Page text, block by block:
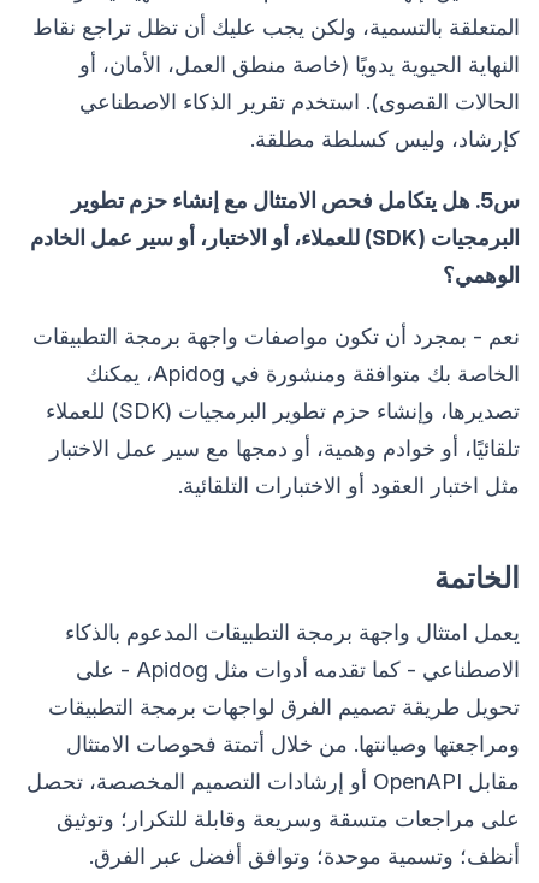
المتعلقة بالتسمية، ولكن يجب عليك أن تظل تراجع نقاط
النهاية الحيوية يدويًا (خاصة منطق العمل، الأمان، أو
الحالات القصوى). استخدم تقرير الذكاء الاصطناعي
كإرشاد، وليس كسلطة مطلقة.
س5. هل يتكامل فحص الامتثال مع إنشاء حزم تطوير
البرمجيات (SDK) للعملاء، أو الاختبار، أو سير عمل الخادم
الوهمي؟
نعم - بمجرد أن تكون مواصفات واجهة برمجة التطبيقات
الخاصة بك متوافقة ومنشورة في Apidog، يمكنك
تصديرها، وإنشاء حزم تطوير البرمجيات (SDK) للعملاء
تلقائيًا، أو خوادم وهمية، أو دمجها مع سير عمل الاختبار
مثل اختبار العقود أو الاختبارات التلقائية.
الخاتمة
يعمل امتثال واجهة برمجة التطبيقات المدعوم بالذكاء
الاصطناعي - كما تقدمه أدوات مثل Apidog - على
تحويل طريقة تصميم الفرق لواجهات برمجة التطبيقات
ومراجعتها وصيانتها. من خلال أتمتة فحوصات الامتثال
مقابل OpenAPI أو إرشادات التصميم المخصصة، تحصل
على مراجعات متسقة وسريعة وقابلة للتكرار؛ وتوثيق
أنظف؛ وتسمية موحدة؛ وتوافق أفضل عبر الفرق.